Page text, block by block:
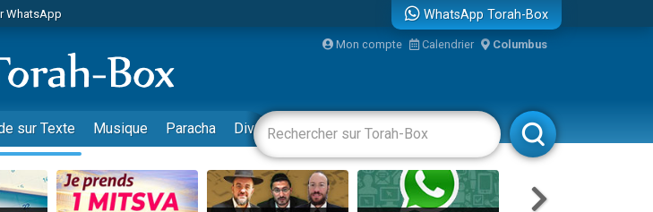
WhatsApp
Événements Torah-Box
Tsédaka : pauvres d'Israel
WhatsApp
Diane, 80 ans, dans un appartement insalubre
sur Zoom
WhatsApp Torah-Box
Mon compte Calendrier Columbus
sur Texte Musique Paracha Divertissements Livres Rabbanim